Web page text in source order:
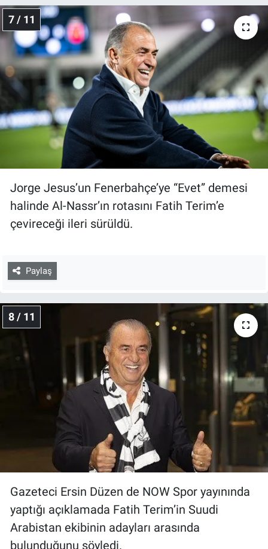
7 / 11
Jorge Jesus’un Fenerbahçe’ye “Evet” demesi
halinde Al-Nassr’ın rotasını Fatih Terim’e
çevireceği ileri sürüldü.
Paylaş
8 / 11
Gazeteci Ersin Düzen de NOW Spor yayınında
yaptığı açıklamada Fatih Terim’in Suudi
Arabistan ekibinin adayları arasında
bulunduğunu söyledi.